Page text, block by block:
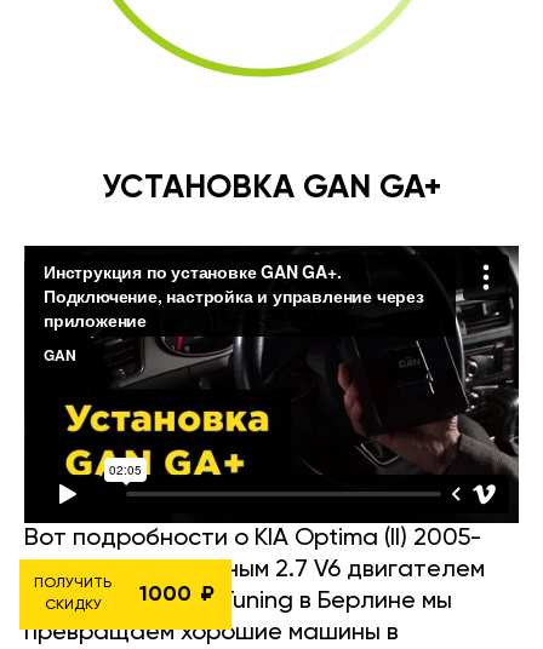
УСТАНОВКА GAN GA+
Вот подробности о KIA Optima (II) 2005-
2010 годов с мощным 2.7 V6 двигателем
на 197 л.с. В GÄN Tuning в Берлине мы
превращаем хорошие машины в
ПОЛУЧИТЬ
СКИДКУ
1000